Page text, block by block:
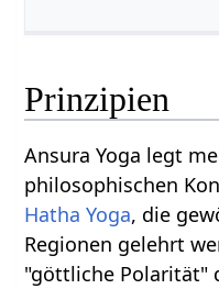
Prinzipien
Ansura Yoga legt
philosophischen
Hatha Yoga, die
Regionen gelehrt
"göttliche Polarität"